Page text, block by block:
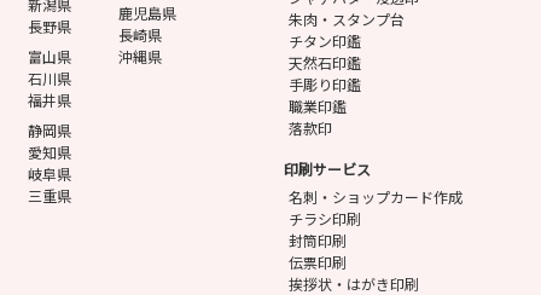
長野県
富山県
石川県
福井県
静岡県
愛知県
岐阜県
三重県
鹿児島県
長崎県
沖縄県
朱肉・スタンプ台
チタン印鑑
天然石印鑑
手彫り印鑑
職業印鑑
落款印
印刷サービス
名刺・ショップカード作成
チラシ印刷
封筒印刷
伝票印刷
挨拶状・はがき印刷